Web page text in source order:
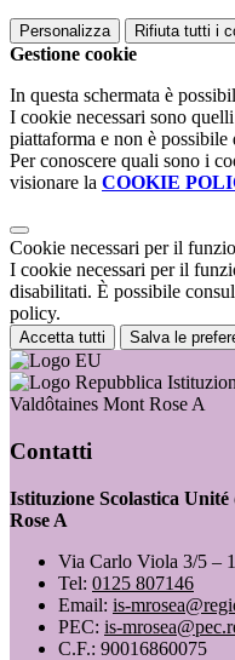
Personalizza Rifiuta tutti i
Gestione cookie
In questa schermata è
I cookie necessari sono
piattaforma e non è
Per conoscere quali sono i
visionare la COOKIE
Cookie necessari per il
I cookie necessari per il
disabilitati. È possibile
policy.
Accetta tutti Salva le
Valdôtaines Mont Rose A
Contatti
Istituzione Scolastica
Rose A
Via Carlo Viola 3/5 –
Tel: 0125 807146
Email: is-
PEC: is-
C.F.: 90016860075